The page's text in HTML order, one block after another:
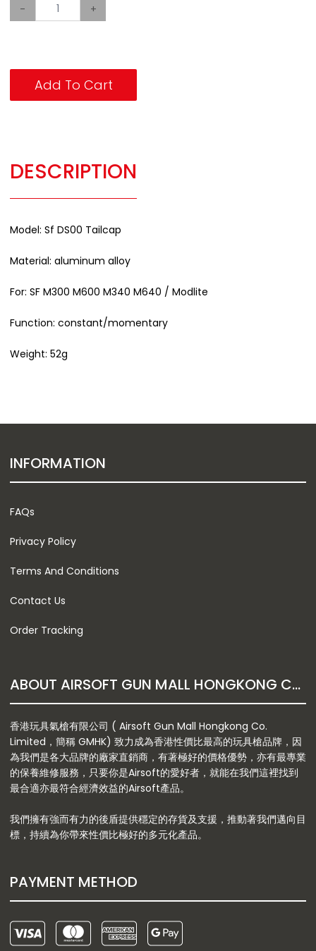
- +
Add To Cart
DESCRIPTION
Model: Sf DS00 Tailcap
Material: aluminum alloy
For: SF M300 M600 M340 M640 / Modlite
Function: constant/momentary
Weight: 52g
INFORMATION
FAQs
Privacy Policy
Terms And Conditions
Contact Us
Order Tracking
ABOUT AIRSOFT GUN MALL HONGKONG CO. LTD
香港玩具氣槍有限公司 ( Airsoft Gun Mall Hongkong Co.
Limited，簡稱 GMHK) 致力成為香港性價比最高的玩具槍品牌，因
為我們是各大品牌的廠家直銷商，有著極好的價格優勢，亦有最專業
的保養維修服務，只要你是Airsoft的愛好者，就能在我們這裡找到
最合適亦最符合經濟效益的Airsoft產品。
我們擁有強而有力的後盾提供穩定的存貨及支援，推動著我們邁向目
標，持續為你帶來性價比極好的多元化產品。
PAYMENT METHOD